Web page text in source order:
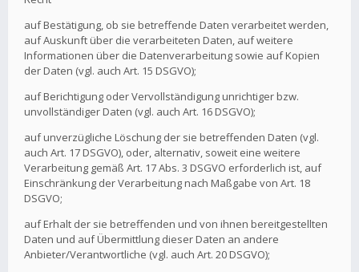
auf Bestätigung, ob sie betreffende Daten verarbeitet werden,
auf Auskunft über die verarbeiteten Daten, auf weitere
Informationen über die Datenverarbeitung sowie auf Kopien
der Daten (vgl. auch Art. 15 DSGVO);
auf Berichtigung oder Vervollständigung unrichtiger bzw.
unvollständiger Daten (vgl. auch Art. 16 DSGVO);
auf unverzügliche Löschung der sie betreffenden Daten (vgl.
auch Art. 17 DSGVO), oder, alternativ, soweit eine weitere
Verarbeitung gemäß Art. 17 Abs. 3 DSGVO erforderlich ist, auf
Einschränkung der Verarbeitung nach Maßgabe von Art. 18
DSGVO;
auf Erhalt der sie betreffenden und von ihnen bereitgestellten
Daten und auf Übermittlung dieser Daten an andere
Anbieter/Verantwortliche (vgl. auch Art. 20 DSGVO);